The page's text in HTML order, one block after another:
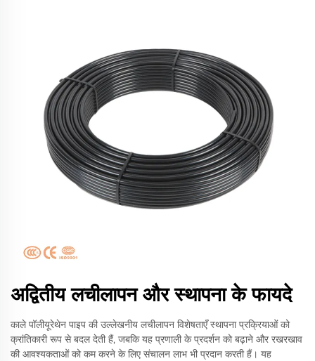
अद्वितीय लचीलापन और स्थापना के फायदे
काले पॉलीयूरेथेन पाइप की उल्लेखनीय लचीलापन विशेषताएँ स्थापना प्रक्रियाओं को
क्रांतिकारी रूप से बदल देती हैं, जबकि यह प्रणाली के प्रदर्शन को बढ़ाने और रखरखाव
की आवश्यकताओं को कम करने के लिए संचालन लाभ भी प्रदान करती हैं। यह